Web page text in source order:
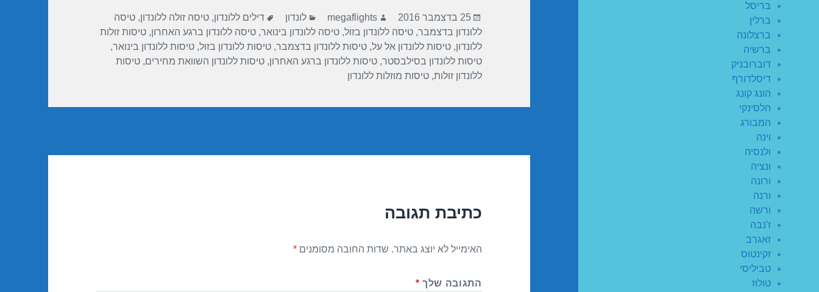
בריסל
ברלין
ברצלונה
ברשיה
דוברובניק
דיסלדורף
הונג קונג
הלסינקי
המבורג
וינה
ולנסיה
ונציה
ורונה
ורנה
ורשה
ז'נבה
זאגרב
זקינטוס
טביליסי
טולוז
o
o
k
m
p
p
פורסם
בתאריך
25 בדצמבר 2016 מחבר
megaflights קטגוריות
לונדון תגיות
דילים ללונדון,טיסה זולה ללונדון,טיסה
ללונדון בדצמבר,טיסה ללונדון בזול,טיסה ללונדון בינואר,טיסה ללונדון ברגע האחרון,טיסות זולות
ללונדון,טיסות ללונדון אל על,טיסות ללונדון בדצמבר,טיסות ללונדון בזול,טיסות ללונדון בינואר,
טיסות ללונדון בסילבסטר,טיסות ללונדון ברגע האחרון,טיסות ללונדון השוואת מחירים,טיסות
ללונדון זולות,טיסות מוזלות ללונדון
כתיבת תגובה
האימייל לא יוצג באתר. שדות החובה מסומנים*
התגובה שלך *